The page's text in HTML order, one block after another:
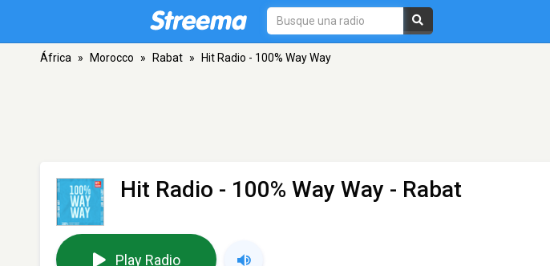
África » Morocco » Rabat » Hit Radio - 100% Way Way
Hit Radio - 100% Way Way - Rabat
Play Radio